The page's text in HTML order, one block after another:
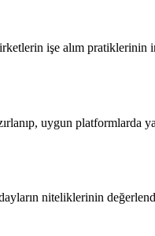
işe alım pratiklerinin
uygun platformlarda
niteliklerinin